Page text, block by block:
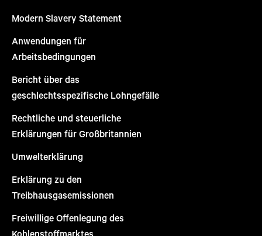
Modern Slavery Statement
Anwendungen für
Arbeitsbedingungen
Bericht über das
geschlechtsspezifische Lohngefälle
Rechtliche und steuerliche
Erklärungen für Großbritannien
Umwelterklärung
Erklärung zu den
Treibhausgasemissionen
Freiwillige Offenlegung des
Kohlenstoffmarktes